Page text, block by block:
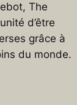
The
d’être
grâce à
du monde.